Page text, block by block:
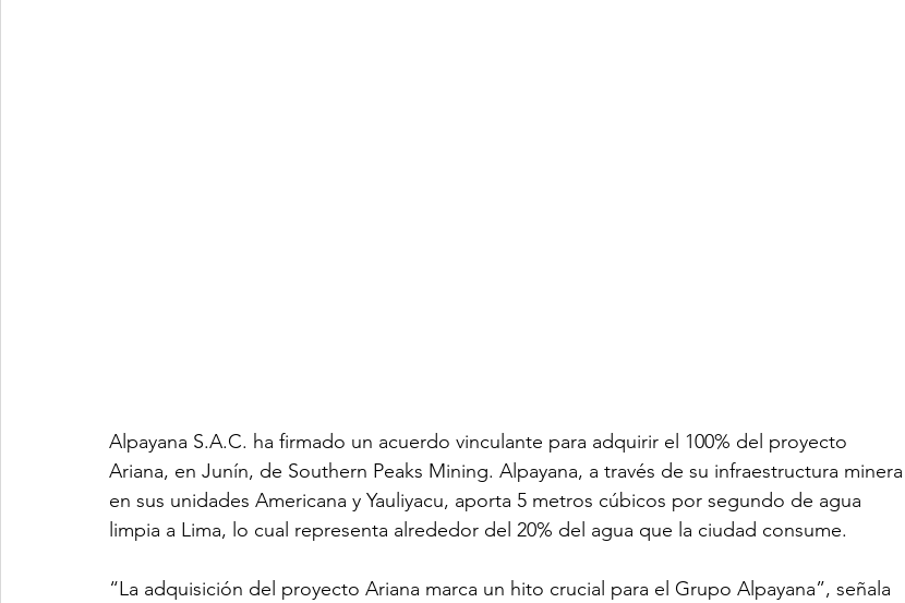
Alpayana S.A.C. ha firmado un acuerdo vinculante para adquirir el 100% del proyecto
Ariana, en Junín, de Southern Peaks Mining. Alpayana, a través de su infraestructura minera
en sus unidades Americana y Yauliyacu, aporta 5 metros cúbicos por segundo de agua
limpia a Lima, lo cual representa alrededor del 20% del agua que la ciudad consume.
“La adquisición del proyecto Ariana marca un hito crucial para el Grupo Alpayana”, señala